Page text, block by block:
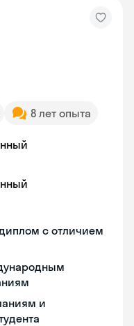
8 лет опыта
с отличием
и